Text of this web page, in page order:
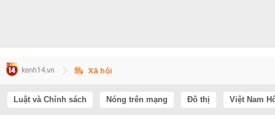
Xã hội
Luật và Chính sách Nóng trên mạng Đô thị Việt Nam